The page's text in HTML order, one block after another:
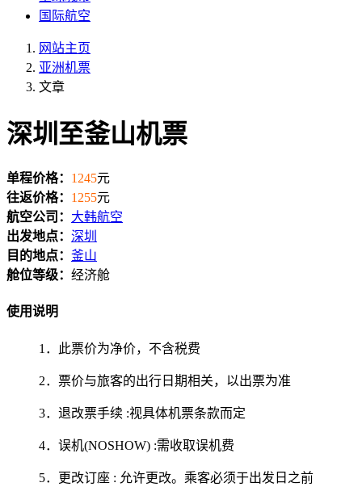
国际航空
网站主页
亚洲机票
文章
深圳至釜山机票
单程价格： 1245元
往返价格： 1255元
航空公司： 大韩航空
出发地点： 深圳
目的地点： 釜山
舱位等级： 经济舱
使用说明
1．此票价为净价，不含税费
2．票价与旅客的出行日期相关，以出票为准
3．退改票手续 :视具体机票条款而定
4．误机(NOSHOW) :需收取误机费
5．更改订座 : 允许更改。乘客必须于出发日之前